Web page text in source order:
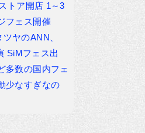
トア開店 1～3
フェス開催
ヤのANN、
SiMフェス出
多数の国内フェ
少なすぎなの